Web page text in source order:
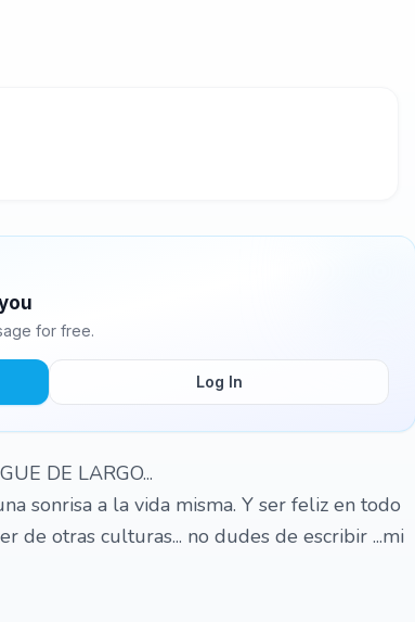
for free.
Log In
DE LARGO...
sonrisa a la vida misma. Y ser feliz en todo
de otras culturas... no dudes de escribir ...mi